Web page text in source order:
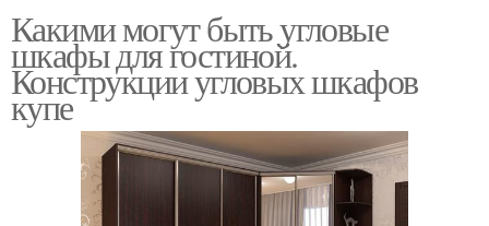
Какими могут быть угловые
шкафы для гостиной.
Конструкции угловых шкафов
купе